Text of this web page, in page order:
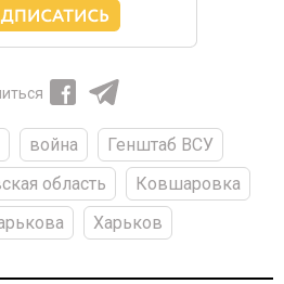
война
Генштаб ВСУ
область
Ковшаровка
Харьков